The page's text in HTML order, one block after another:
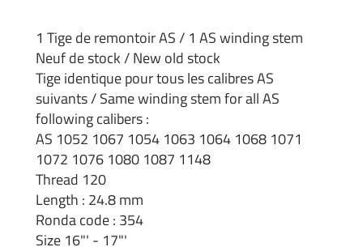
1 Tige de remontoir AS / 1 AS winding stem
Neuf de stock / New old stock
Tige identique pour tous les calibres AS
suivants / Same winding stem for all AS
following calibers :
AS 1052 1067 1054 1063 1064 1068 1071
1072 1076 1080 1087 1148
Thread 120
Length : 24.8 mm
Ronda code : 354
Size 16"' - 17"'